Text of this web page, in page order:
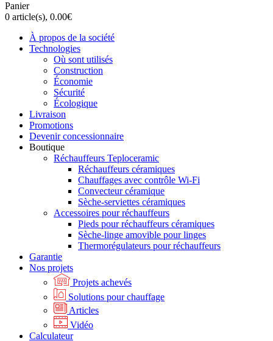
Panier
0 article(s), 0.00€
À propos de la société
Technologies
Où sont utilisés
Construction
Économie
Sécurité
Écologique
Livraison
Promotions
Devenir concessionnaire
Boutique
Réchauffeurs Teploceramic
Réchauffeurs céramiques
Chauffages avec contrôle Wi-Fi
Convecteur céramique
Sèche-serviettes céramiques
Accessoires pour réchauffeurs
Pieds pour réchauffeurs céramiques
Sèche-linge amovible pour linges
Thermorégulateurs pour réchauffeurs
Garantie
Nos projets
Projets achevés
Solutions pour chauffage
Articles
Vidéo
Calculateur